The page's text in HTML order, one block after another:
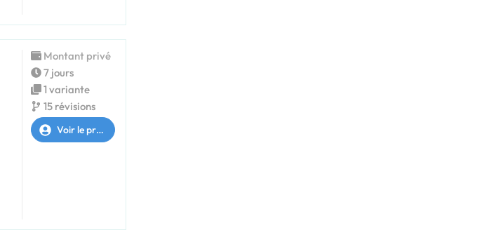
Montant privé
7 jours
1 variante
15 révisions
Voir le profil